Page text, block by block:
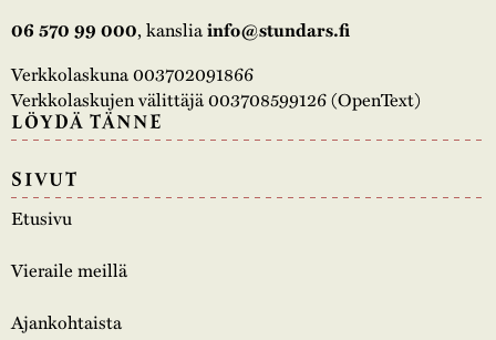
06 570 99 000, kansliainfo@stundars.fi
Verkkolaskuna 003702091866
Verkkolaskujen välittäjä 003708599126 (OpenText)
LÖYDÄ TÄNNE
SIVUT
Etusivu
Vieraile meillä
Ajankohtaista